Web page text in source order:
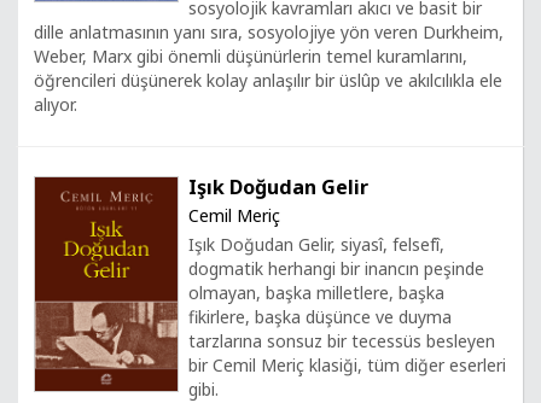
sosyolojik kavramları akıcı ve basit bir
dille anlatmasının yanı sıra, sosyolojiye yön veren Durkheim,
Weber, Marx gibi önemli düşünürlerin temel kuramlarını,
öğrencileri düşünerek kolay anlaşılır bir üslûp ve akılcılıkla ele
alıyor.
Işık Doğudan Gelir
Cemil Meriç
Işık Doğudan Gelir, siyasî, felsefî,
dogmatik herhangi bir inancın peşinde
olmayan, başka milletlere, başka
fikirlere, başka düşünce ve duyma
tarzlarına sonsuz bir tecessüs besleyen
bir Cemil Meriç klasiği, tüm diğer eserleri
gibi.